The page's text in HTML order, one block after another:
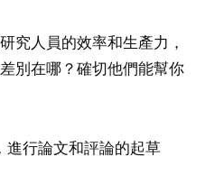
究人員的效率和生產力，
別在哪？確切他們能幫你
論文和評論的起草